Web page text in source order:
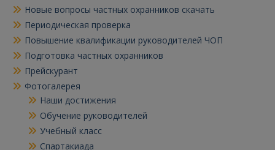
Новые вопросы частных охранников скачать
Периодическая проверка
Повышение квалификации руководителей ЧОП
Подготовка частных охранников
Прейскурант
Фотогалерея
Наши достижения
Обучение руководителей
Учебный класс
Спартакиада